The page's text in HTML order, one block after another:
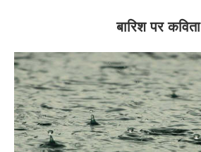
बारिश पर कविता